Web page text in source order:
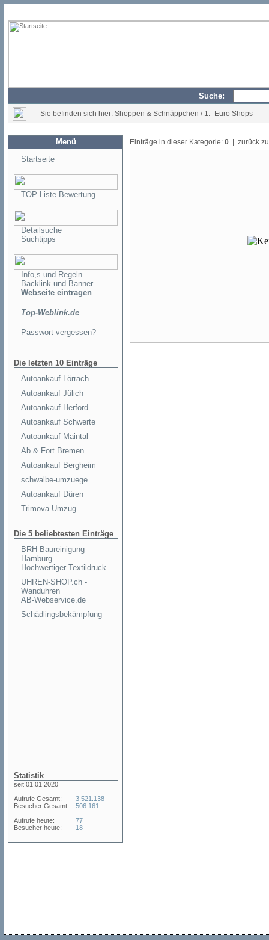
Suche:
Sie befinden sich hier: Shoppen & Schnäppchen / 1.- Euro Shops
Menü
Startseite
TOP-Liste Bewertung
Detailsuche
Suchtipps
Info,s und Regeln
Backlink und Banner
Webseite eintragen
Top-Weblink.de
Passwort vergessen?
Die letzten 10 Einträge
Autoankauf Lörrach
Autoankauf Jülich
Autoankauf Herford
Autoankauf Schwerte
Autoankauf Maintal
Ab & Fort Bremen
Autoankauf Bergheim
schwalbe-umzuege
Autoankauf Düren
Trimova Umzug
Die 5 beliebtesten Einträge
BRH Baureinigung
Hamburg
Hochwertiger Textildruck
UHREN-SHOP.ch -
Wanduhren
AB-Webservice.de
Schädlingsbekämpfung
Statistik
seit 01.01.2020
Aufrufe Gesamt:
Besucher Gesamt:
Aufrufe heute:
Besucher heute:
3.521.138
506.161
77
18
Einträge in dieser Kategorie: 0 | zurück